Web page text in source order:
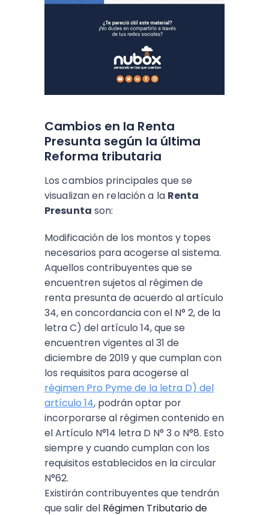
Cambios en la Renta
Presunta según la última
Reforma tributaria
Los cambios principales que se
visualizan en relación a la Renta
Presunta son:
Modificación de los montos y topes
necesarios para acogerse al sistema.
Aquellos contribuyentes que se
encuentren sujetos al régimen de
renta presunta de acuerdo al artículo
34, en concordancia con el N° 2, de la
letra C) del artículo 14, que se
encuentren vigentes al 31 de
diciembre de 2019 y que cumplan con
los requisitos para acogerse al
régimen Pro Pyme de la letra D) del
artículo 14, podrán optar por
incorporarse al régimen contenido en
el Artículo N°14 letra D N° 3 o N°8. Esto
siempre y cuando cumplan con los
requisitos establecidos en la circular
N°62.
Existirán contribuyentes que tendrán
que salir del Régimen Tributario de